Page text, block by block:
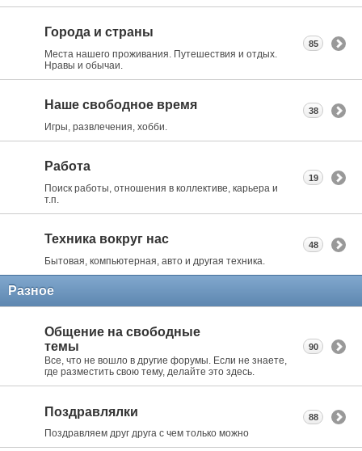
Города и страны
Места нашего проживания. Путешествия и отдых.
Нравы и обычаи.
85
Наше свободное время
Игры, развлечения, хобби.
38
Работа
Поиск работы, отношения в коллективе, карьера и
т.п.
19
Техника вокруг нас
Бытовая, компьютерная, авто и другая техника.
48
Разное
Общение на свободные
темы
Все, что не вошло в другие форумы. Если не знаете,
где разместить свою тему, делайте это здесь.
90
Поздравлялки
Поздравляем друг друга с чем только можно
88